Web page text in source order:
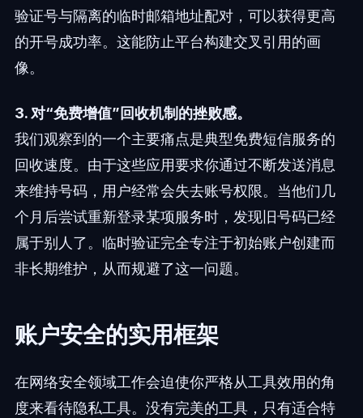
验证号与隔离的临时邮箱地址配对，可以获得更高
的开号成功率。这能防止平台构建交叉引用的画
像。
3. 对“免费增值”回收机制的挫败感。
我们观察到的一个主要痛点是典型免费短信服务的
回收速度。由于这些应用要求你通过不断发送消息
来维持号码，用户经常会失去账号权限。当他们几
个月后尝试重新登录某项服务时，发现旧号码已经
属于别人了。临时验证完全专注于初始账户创建而
非长期维护，从而规避了这一问题。
账户安全的实用框架
在网络安全领域工作会迫使你严格从工具效用的角
度来看待隐私工具。没有完美的工具，只有适合特